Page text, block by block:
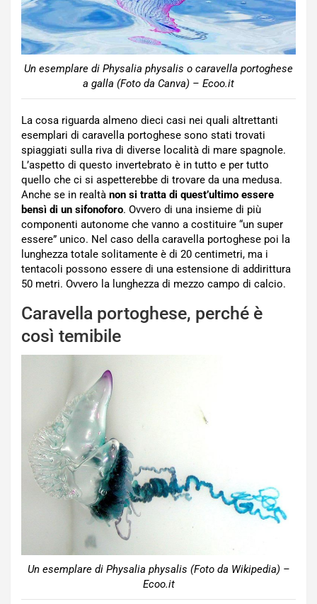
Un esemplare di Physalia physalis o caravella portoghese
a galla (Foto da Canva) – Ecoo.it
La cosa riguarda almeno dieci casi nei quali altrettanti
esemplari di caravella portoghese sono stati trovati
spiaggiati sulla riva di diverse località di mare spagnole.
L’aspetto di questo invertebrato è in tutto e per tutto
quello che ci si aspetterebbe di trovare da una medusa.
Anche se in realtà non si tratta di quest’ultimo essere
bensì di un sifonoforo. Ovvero di una insieme di più
componenti autonome che vanno a costituire “un super
essere” unico. Nel caso della caravella portoghese poi la
lunghezza totale solitamente è di 20 centimetri, ma i
tentacoli possono essere di una estensione di addirittura
50 metri. Ovvero la lunghezza di mezzo campo di calcio.
Caravella portoghese, perché è
così temibile
Un esemplare di Physalia physalis (Foto da Wikipedia) –
Ecoo.it